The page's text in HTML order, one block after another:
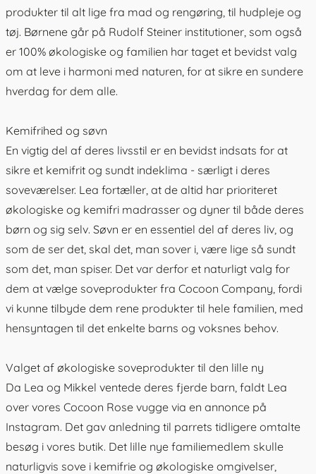
produkter til alt lige fra mad og rengøring, til hudpleje og
tøj. Børnene går på Rudolf Steiner institutioner, som også
er 100% økologiske og familien har taget et bevidst valg
om at leve i harmoni med naturen, for at sikre en sundere
hverdag for dem alle.
Kemifrihed og søvn
En vigtig del af deres livsstil er en bevidst indsats for at
sikre et kemifrit og sundt indeklima - særligt i deres
soveværelser. Lea fortæller, at de altid har prioriteret
økologiske og kemifri madrasser og dyner til både deres
børn og sig selv. Søvn er en essentiel del af deres liv, og
som de ser det, skal det, man sover i, være lige så sundt
som det, man spiser. Det var derfor et naturligt valg for
dem at vælge soveprodukter fra Cocoon Company, fordi
vi kunne tilbyde dem rene produkter til hele familien, med
hensyntagen til det enkelte barns og voksnes behov.
Valget af økologiske soveprodukter til den lille ny
Da Lea og Mikkel ventede deres fjerde barn, faldt Lea
over vores Cocoon Rose vugge via en annonce på
Instagram. Det gav anledning til parrets tidligere omtalte
besøg i vores butik. Det lille nye familiemedlem skulle
naturligvis sove i kemifrie og økologiske omgivelser,